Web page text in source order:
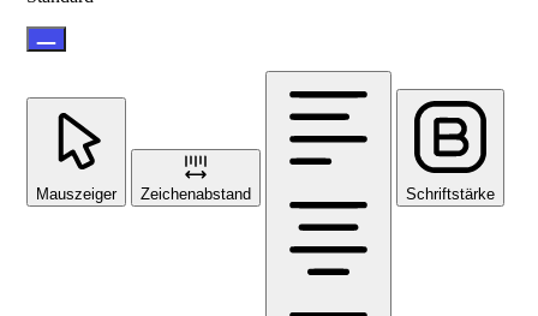
Mauszeiger Zeichenabstand Schriftstärke